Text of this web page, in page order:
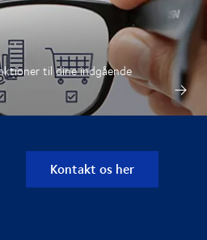
til dine indgående
Kontakt os her